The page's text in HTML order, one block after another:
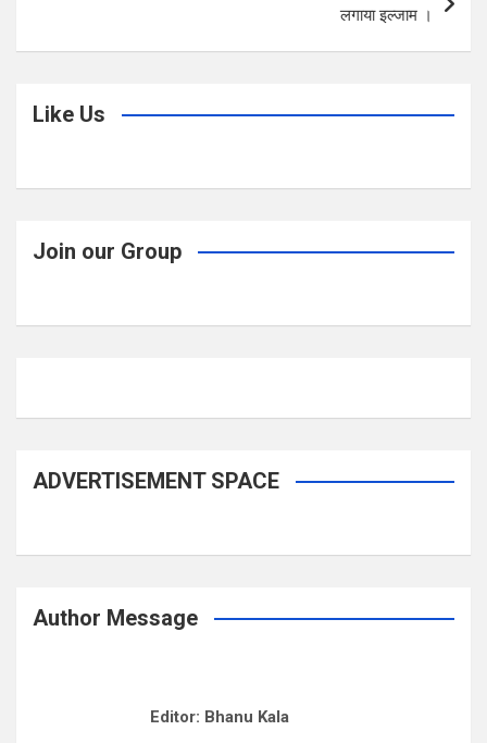
लगाया इल्जाम ।
Like Us
Join our Group
ADVERTISEMENT SPACE
Author Message
Editor: Bhanu Kala